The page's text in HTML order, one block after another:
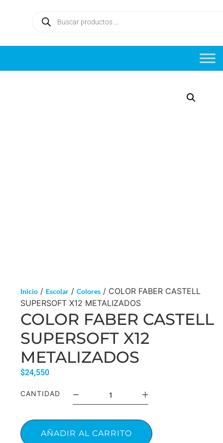
Inicio / Escolar / Colores / COLOR FABER CASTELL
SUPERSOFT X12 METALIZADOS
COLOR FABER CASTELL
SUPERSOFT X12
METALIZADOS
$24,550
CANTIDAD
AÑADIR AL CARRITO